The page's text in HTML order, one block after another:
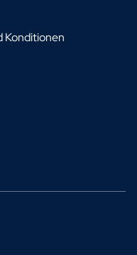
Konditionen